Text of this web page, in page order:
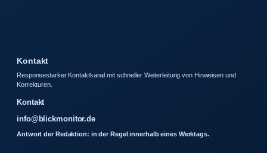
Kontakt
Responsestarker Kontaktkanal mit schneller Weiterleitung von Hinweisen und
Korrekturen.
Kontakt
info@blickmonitor.de
Antwort der Redaktion: in der Regel innerhalb eines Werktags.